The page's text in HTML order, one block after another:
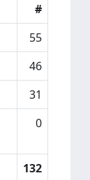
#
55
46
31
0
132